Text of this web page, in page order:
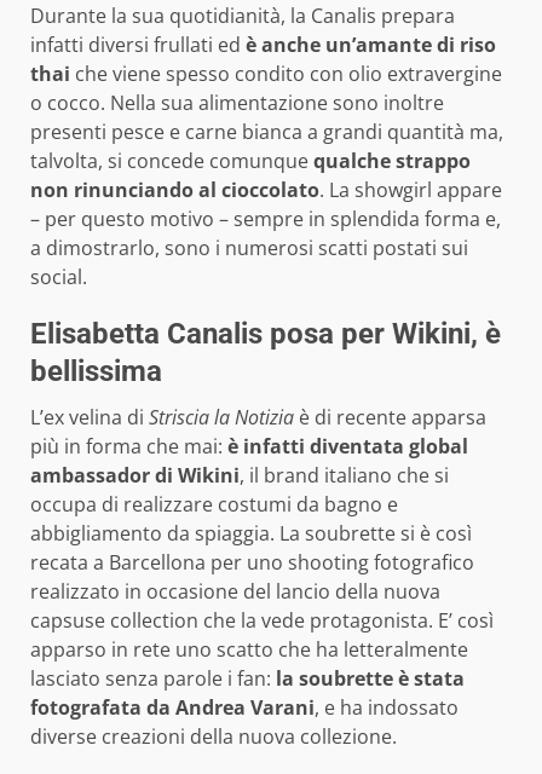
Durante la sua quotidianità, la Canalis prepara
infatti diversi frullati ed è anche un’amante di riso
thai che viene spesso condito con olio extravergine
o cocco. Nella sua alimentazione sono inoltre
presenti pesce e carne bianca a grandi quantità ma,
talvolta, si concede comunquequalche strappo
non rinunciando al cioccolato. La showgirl appare
– per questo motivo – sempre in splendida forma e,
a dimostrarlo, sono i numerosi scatti postati sui
social.
Elisabetta Canalis posa per Wikini, è
bellissima
L’ex velina di Striscia la Notizia è di recente apparsa
più in forma che mai: è infatti diventata global
ambassador di Wikini, il brand italiano che si
occupa di realizzare costumi da bagno e
abbigliamento da spiaggia. La soubrette si è così
recata a Barcellona per uno shooting fotografico
realizzato in occasione del lancio della nuova
capsuse collection che la vede protagonista. E’ così
apparso in rete uno scatto che ha letteralmente
lasciato senza parole i fan: la soubrette è stata
fotografata da Andrea Varani, e ha indossato
diverse creazioni della nuova collezione.